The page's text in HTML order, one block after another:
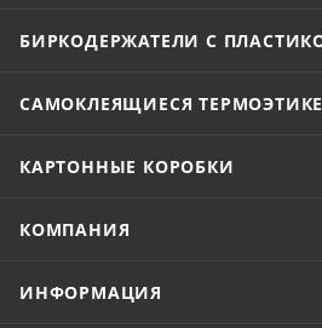
БИРКОДЕРЖАТЕЛИ С
САМОКЛЕЯЩИЕСЯ
КАРТОННЫЕ КОРОБКИ
КОМПАНИЯ
ИНФОРМАЦИЯ